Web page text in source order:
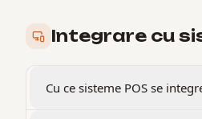
Integrare cu
Cu ce sisteme POS se